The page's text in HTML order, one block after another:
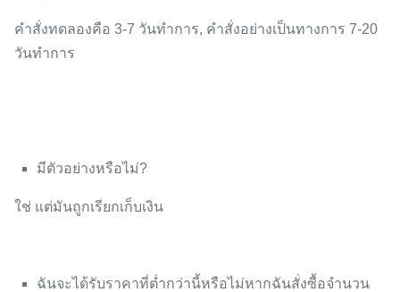
คำสั่งทดลองคือ 3-7 วันทำการ, คำสั่งอย่างเป็นทางการ 7-20
วันทำการ
มีตัวอย่างหรือไม่?
ใช่ แต่มันถูกเรียกเก็บเงิน
ฉันจะได้รับราคาที่ต่ำกว่านี้หรือไม่หากฉันสั่งซื้อจำนวน